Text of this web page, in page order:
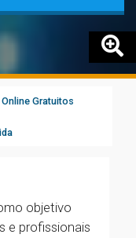
Gratuitos
objetivo
e profissionais